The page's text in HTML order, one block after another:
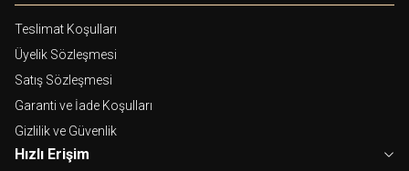
Teslimat Koşulları
Üyelik Sözleşmesi
Satış Sözleşmesi
Garanti ve İade Koşulları
Gizlilik ve Güvenlik
Hızlı Erişim